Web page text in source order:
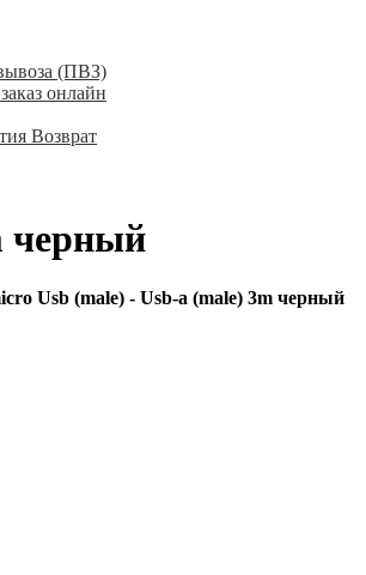
(ПВЗ)
онлайн
Возврат
черный
Usb (male) - Usb-a (male) 3m черный